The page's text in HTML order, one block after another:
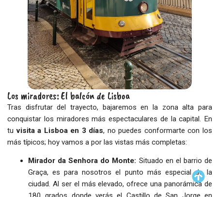
Los miradores: El balcón de Lisboa
Tras disfrutar del trayecto, bajaremos en la zona alta para
conquistar los miradores más espectaculares de la capital. En
tuvisita a Lisboa en 3 días, no puedes conformarte con los
más típicos; hoy vamos a por las vistas más completas:
Mirador da Senhora do Monte: Situado en el barrio de
Graça, es para nosotros el punto más especial de la
ciudad. Al ser el más elevado, ofrece una panorámica de